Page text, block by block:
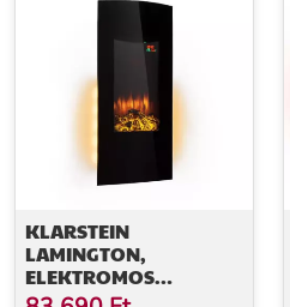
KLARSTEIN
LAMINGTON,
ELEKTROMOS
KANDALLÓ, 2000 W,